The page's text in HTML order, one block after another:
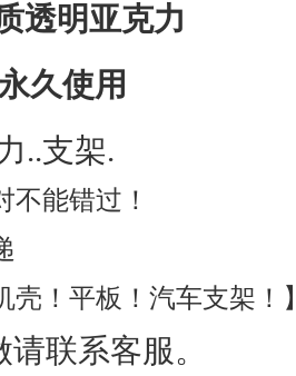
明亚克力
久使用
..支架.
不能错过！
！平板！汽车支架！】
联系客服。